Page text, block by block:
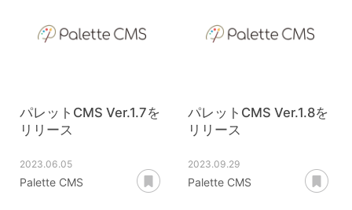
パレットCMS Ver.1.7を
リリース
2023.06.05
Palette CMS
あとで読む
パレットCMS Ver.1.8を
リリース
2023.09.29
Palette CMS